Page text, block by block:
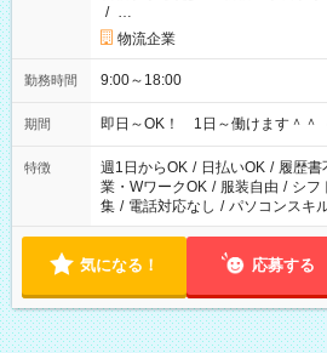
/ …
物流企業
勤務時間 9:00～18:00
期間 即日～OK！ 1日～働けます＾＾
特徴 週1日からOK / 日払いOK / 履歴書
業・WワークOK / 服装自由 / シフ
集 / 電話対応なし / パソコンスキ
気になる！ 応募する